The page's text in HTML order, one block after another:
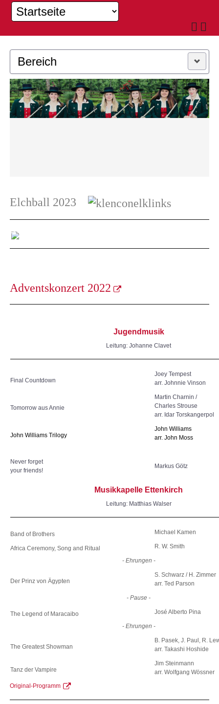
Bereich
MUSIKKAPELLE
JUGEND
Elchball 2023
Adventskonzert 2022
Jugendmusik
Leitung: Johanne Clavet
Final Countdown
Joey Tempest
arr. Johnnie Vinson
Tomorrow aus Annie
Martin Charnin /
Charles Strouse
arr. Idar Torskangerpol
John Williams Trilogy
John Williams
arr. John Moss
Never forget
your friends!
Markus Götz
Musikkapelle Ettenkirch
Leitung: Matthias Walser
Band of Brothers Michael Kamen
Africa Ceremony, Song and Ritual R. W. Smith
- Ehrungen -
Der Prinz von Ägypten
S. Schwarz / H. Zimmer
arr. Ted Parson
- Pause -
The Legend of Maracaibo José Alberto Pina
- Ehrungen -
The Greatest Showman
B. Pasek, J. Paul, R.
arr. Takashi Hoshide
Tanz der Vampire
Jim Steinmann
arr. Wolfgang Wössner
Original-Programm